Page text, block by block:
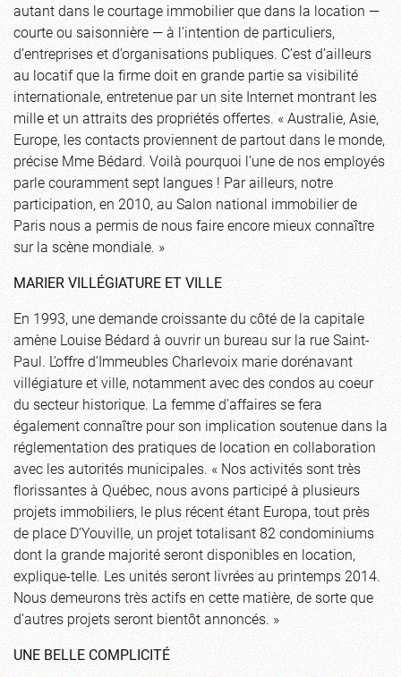
autant dans le courtage immobilier que dans la location —
courte ou saisonnière — à l’intention de particuliers,
d’entreprises et d’organisations publiques. C’est d’ailleurs
au locatif que la firme doit en grande partie sa visibilité
internationale, entretenue par un site Internet montrant les
mille et un attraits des propriétés offertes. « Australie, Asie,
Europe, les contacts proviennent de partout dans le monde,
précise Mme Bédard. Voilà pourquoi l’une de nos employés
parle couramment sept langues ! Par ailleurs, notre
participation, en 2010, au Salon national immobilier de
Paris nous a permis de nous faire encore mieux connaître
sur la scène mondiale. »
MARIER VILLÉGIATURE ET VILLE
En 1993, une demande croissante du côté de la capitale
amène Louise Bédard à ouvrir un bureau sur la rue Saint-
Paul. L’offre d’Immeubles Charlevoix marie dorénavant
villégiature et ville, notamment avec des condos au coeur
du secteur historique. La femme d’affaires se fera
également connaître pour son implication soutenue dans la
réglementation des pratiques de location en collaboration
avec les autorités municipales. « Nos activités sont très
florissantes à Québec, nous avons participé à plusieurs
projets immobiliers, le plus récent étant Europa, tout près
de place D’Youville, un projet totalisant 82 condominiums
dont la grande majorité seront disponibles en location,
explique-telle. Les unités seront livrées au printemps 2014.
Nous demeurons très actifs en cette matière, de sorte que
d’autres projets seront bientôt annoncés. »
UNE BELLE COMPLICITÉ